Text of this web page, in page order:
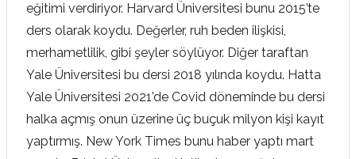
eğitimi verdiriyor. Harvard Üniversitesi bunu 2015’te
ders olarak koydu. Değerler, ruh beden ilişkisi,
merhametlilik, gibi şeyler söylüyor. Diğer taraftan
Yale Üniversitesi bu dersi 2018 yılında koydu. Hatta
Yale Üniversitesi 2021’de Covid döneminde bu dersi
halka açmış onun üzerine üç buçuk milyon kişi kayıt
yaptırmış. New York Times bunu haber yaptı mart